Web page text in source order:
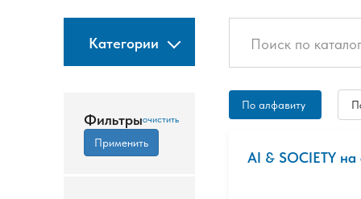
Категории
Фильтры
По алфавиту
AI & SOCIETY